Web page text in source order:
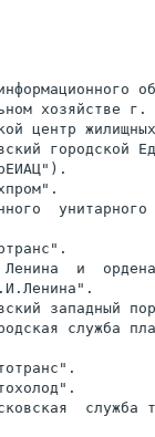
хозяйстве г.
центр
городской
унитарного
и
западный
служба
служба